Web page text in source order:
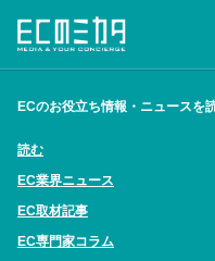
ECのお役立ち情報・ニュースを
読む
EC業界ニュース
EC取材記事
EC専門家コラム